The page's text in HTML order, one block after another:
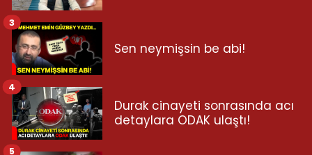
Sen neymişsin be abi!
3
Durak cinayeti sonrasında acı
detaylara ODAK ulaştı!
4
5